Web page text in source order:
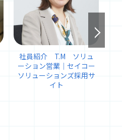
社員紹介 T.M ソリュ
ーション営業｜セイコー
ソリューションズ採用サ
イト